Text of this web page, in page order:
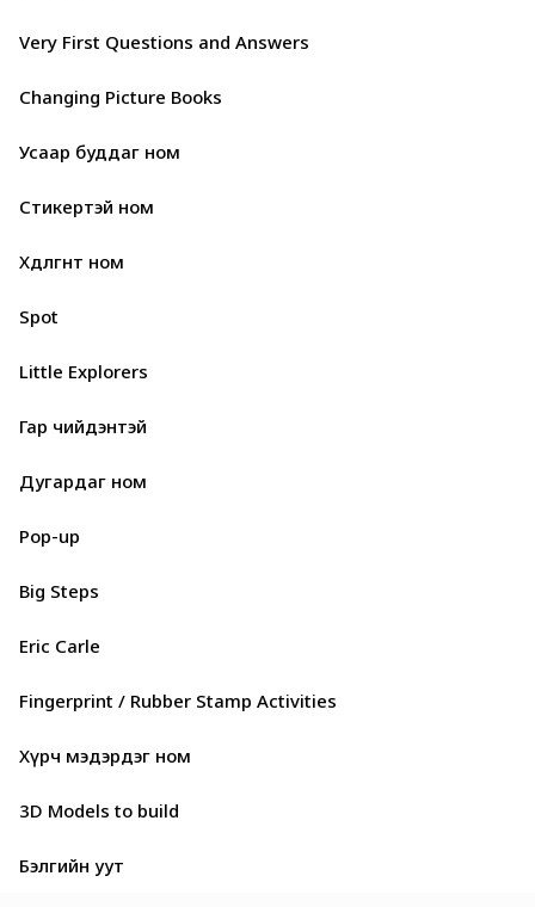
Very First Questions and Answers
Changing Picture Books
Усаар буддаг ном
Стикертэй ном
Хөдөлгөөнт ном
Spot
Little Explorers
Гар чийдэнтэй
Дугардаг ном
Pop-up
Big Steps
Eric Carle
Fingerprint / Rubber Stamp Activities
Хүрч мэдэрдэг ном
3D Models to build
Бэлгийн уут